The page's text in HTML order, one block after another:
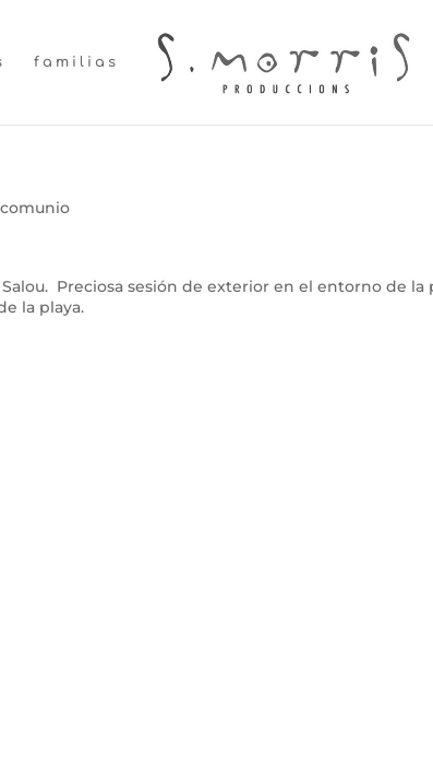
familias
comunio
Salou. Preciosa sesión de exterior en el entorno de la
la playa.